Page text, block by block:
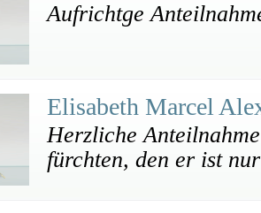
Aufrichtge
Elisabeth Marcel
Herzliche
fürchten, den er ist